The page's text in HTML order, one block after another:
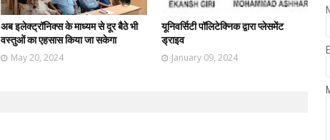
अब इलेक्ट्रॉनिक्स के माध्यम से दूर बैठे भी
वस्तुओं का एहसास किया जा सकेगा
May 20, 2024
यूनिवर्सिटी पॉलिटेक्निक द्वारा प्लेसमेंट
ड्राइव
January 09, 2024